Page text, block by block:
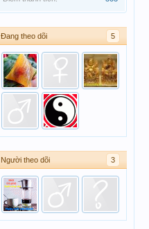
Đang theo dõi 5
Người theo dõi 3